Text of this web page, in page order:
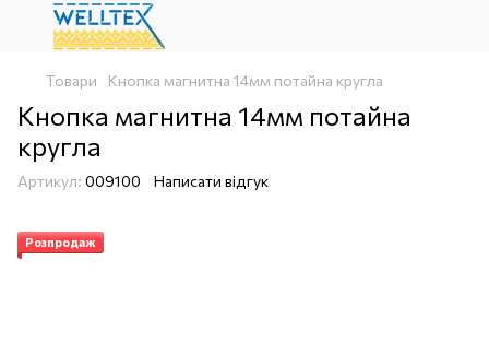
Товари Кнопка магнитна 14мм потайна кругла
Кнопка магнитна 14мм потайна
кругла
Артикул: 009100 Написати відгук
Розпродаж